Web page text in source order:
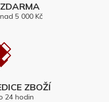
5 000 Kč
ZBOŽÍ
24 hodin